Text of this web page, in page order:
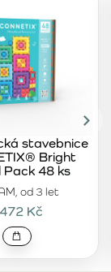
od 3 let
stavebnice
Bright
Pack 48 ks
Kč